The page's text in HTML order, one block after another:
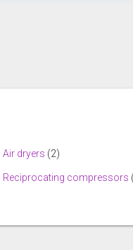
Air dryers (2)
Reciprocating compressors